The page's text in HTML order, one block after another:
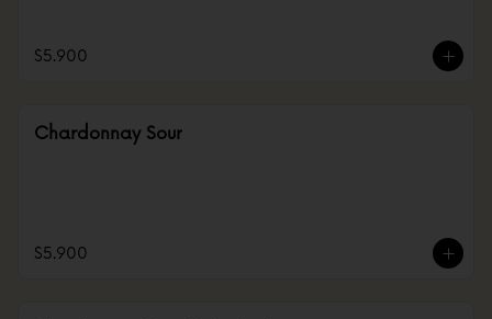
$5.900
Chardonnay Sour
$5.900